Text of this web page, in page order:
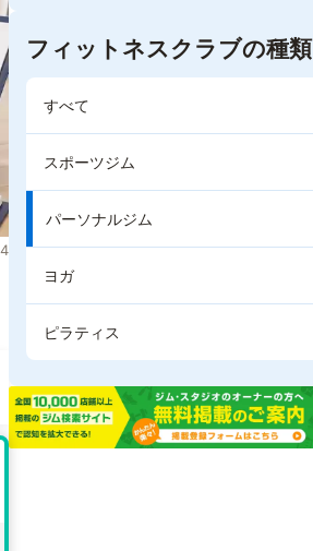
フィットネスクラブの種類
すべて
スポーツジム
パーソナルジム
ヨガ
ピラティス